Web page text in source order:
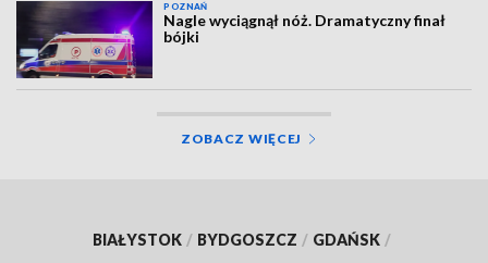
POZNAŃ
Nagle wyciągnął nóż. Dramatyczny finał
bójki
ZOBACZ WIĘCEJ
BIAŁYSTOK / BYDGOSZCZ / GDAŃSK /